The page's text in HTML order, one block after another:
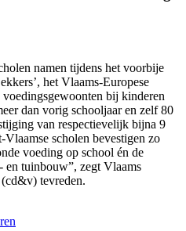
namen tijdens het voorbije
het Vlaams-Europese
bij kinderen
dan vorig schooljaar en zelf 80
van respectievelijk bijna 9
scholen bevestigen zo
voeding op school én de
en tuinbouw”, zegt Vlaams
tevreden.